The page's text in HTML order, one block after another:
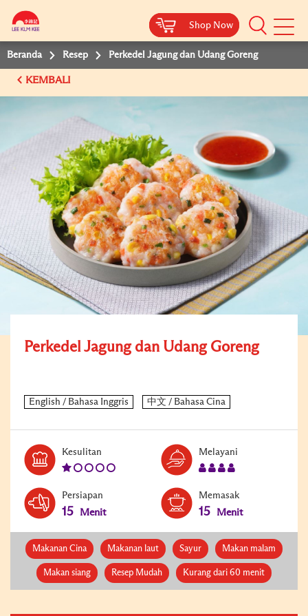
Shop Now
Shop Now
Beranda Resep Perkedel Jagung dan Udang Goreng
KEMBALI
Perkedel Jagung dan Udang Goreng
Kesulitan Melayani
Persiapan
15 Menit
Memasak
15 Menit
Makanan Cina Makanan laut Sayur Makan malam
Makan siang Resep Mudah Kurang dari 60 menit